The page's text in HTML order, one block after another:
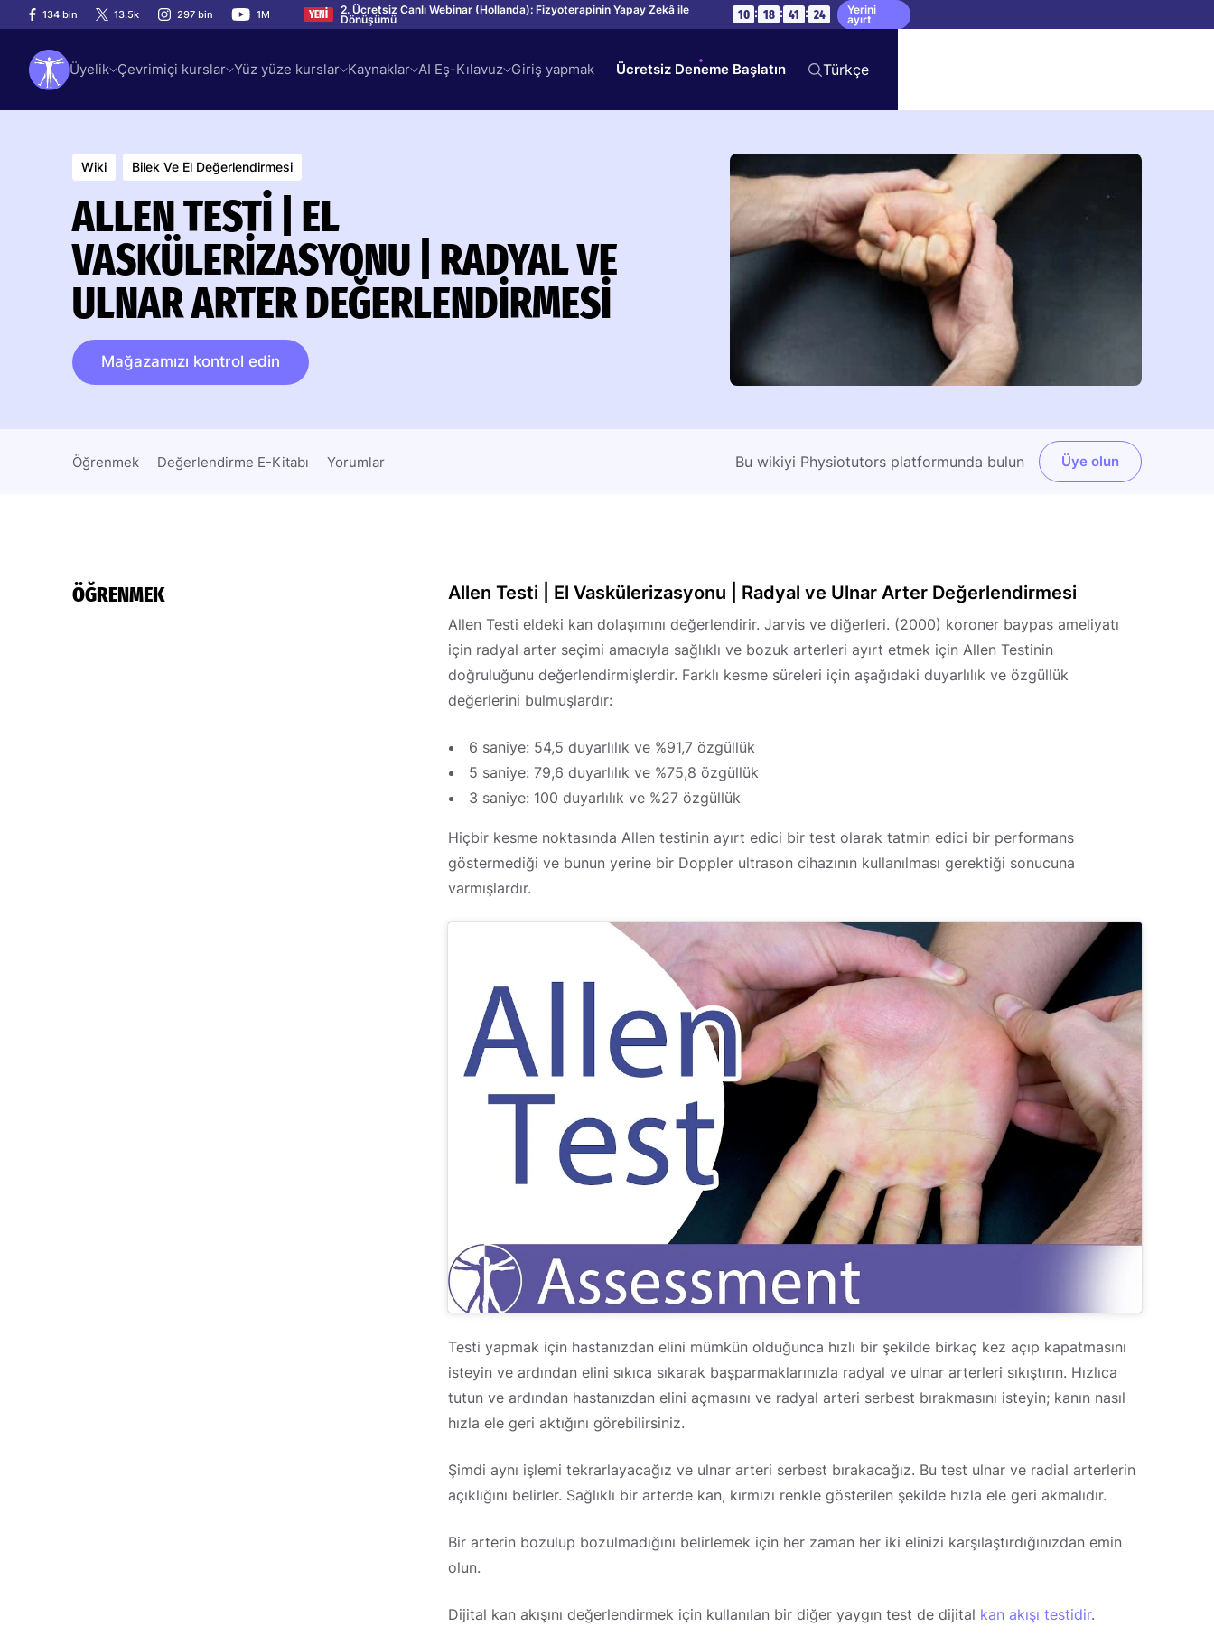
134 bin 13.5k 297 bin 1M YENİ 2. Ücretsiz Canlı Webinar (Hollanda): Fizyoterapinin Yapay Zekâ ile
Dönüşümü 10 : 18 : 41 : 23 Yerini
ayırt
Üyelik Çevrimiçi kurslar Yüz yüze kurslar Kaynaklar AI Eş-Kılavuz Giriş yapmak Ücretsiz Deneme Başlatın Türkçe
Wiki Bilek Ve El Değerlendirmesi
ALLEN TESTI | EL
VASKÜLERIZASYONU | RADYAL VE
ULNAR ARTER DEĞERLENDIRMESI
Mağazamızı kontrol edin
Öğrenmek Değerlendirme E-Kitabı Yorumlar Bu wikiyi Physiotutors platformunda bulun Üye olun
ÖĞRENMEK Allen Testi | El Vaskülerizasyonu | Radyal ve Ulnar Arter Değerlendirmesi
Allen Testi eldeki kan dolaşımını değerlendirir. Jarvis ve diğerleri. (2000) koroner baypas ameliyatı
için radyal arter seçimi amacıyla sağlıklı ve bozuk arterleri ayırt etmek için Allen Testinin
doğruluğunu değerlendirmişlerdir. Farklı kesme süreleri için aşağıdaki duyarlılık ve özgüllük
değerlerini bulmuşlardır:
6 saniye: 54,5 duyarlılık ve %91,7 özgüllük
5 saniye: 79,6 duyarlılık ve %75,8 özgüllük
3 saniye: 100 duyarlılık ve %27 özgüllük
Hiçbir kesme noktasında Allen testinin ayırt edici bir test olarak tatmin edici bir performans
göstermediği ve bunun yerine bir Doppler ultrason cihazının kullanılması gerektiği sonucuna
varmışlardır.
Testi yapmak için hastanızdan elini mümkün olduğunca hızlı bir şekilde birkaç kez açıp kapatmasını
isteyin ve ardından elini sıkıca sıkarak başparmaklarınızla radyal ve ulnar arterleri sıkıştırın. Hızlıca
tutun ve ardından hastanızdan elini açmasını ve radyal arteri serbest bırakmasını isteyin; kanın nasıl
hızla ele geri aktığını görebilirsiniz.
Şimdi aynı işlemi tekrarlayacağız ve ulnar arteri serbest bırakacağız. Bu test ulnar ve radial arterlerin
açıklığını belirler. Sağlıklı bir arterde kan, kırmızı renkle gösterilen şekilde hızla ele geri akmalıdır.
Bir arterin bozulup bozulmadığını belirlemek için her zaman her iki elinizi karşılaştırdığınızdan emin
olun.
Dijital kan akışını değerlendirmek için kullanılan bir diğer yaygın test de dijital kan akışı testidir.